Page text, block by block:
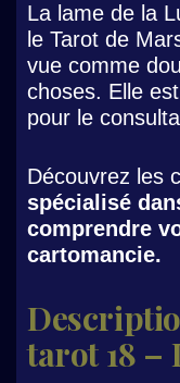
La lame de la
le Tarot de
vue comme
choses. Elle
pour le
Découvrez les
spécialisé
comprendre
cartomancie.
tarot 18 –